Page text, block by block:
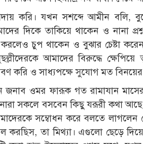
করি। যখন সশব্দে আমীন বলি,
দিকে তাকিয়ে থাকেন ও নানা
চুপ থাকেন ও বুঝার চেষ্টা
আমাদের বিরুদ্ধে
করি ও সাধ্যপক্ষে সুযোগ মত বিনয়ের
জনাব ওমর ফারূক গত রামাযান
সকলে বসবেন কিছু যরূরী কথা
সম্বোধন করে বলতে
করছিস, তা মিথ্যা। এগুলো ছেড়ে